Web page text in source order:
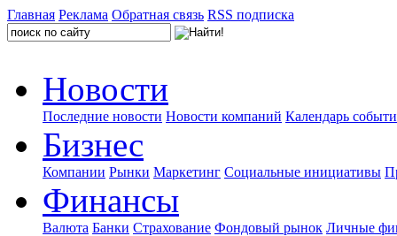
Главная Реклама Обратная связь RSS подписка
Новости
Последние новости Новости компаний Календарь
Бизнес
Компании Рынки Маркетинг Социальные инициативы
Финансы
Валюта Банки Страхование Фондовый рынок Личные